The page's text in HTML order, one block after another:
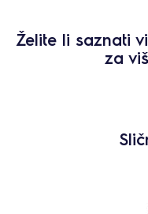
Želite li saznati
za